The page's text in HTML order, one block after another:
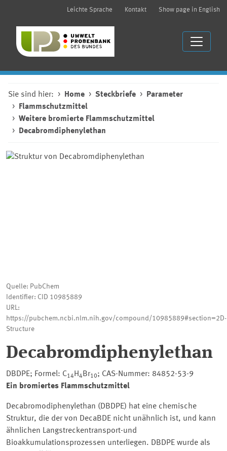
Leichte Sprache Kontakt Show page in English
Sie sind hier: Home Steckbriefe
Parameter
Flammschutzmittel
Weitere bromierte Flammschutzmittel
Decabromdiphenylethan
Quelle: PubChem
Identifier: CID 10985889
URL:
https://pubchem.ncbi.nlm.nih.gov/compound/10985889#section=2D-
Structure
Decabromdiphenylethan
DBDPE; Formel: C14H4Br10; CAS-Nummer: 84852-53-9
Ein bromiertes Flammschutzmittel
Decabromodiphenylethan (DBDPE) hat eine chemische
Struktur, die der von DecaBDE nicht unähnlich ist, und kann
ähnlichen Langstreckentransport-und
Bioakkumulationsprozessen unterliegen. DBDPE wurde als